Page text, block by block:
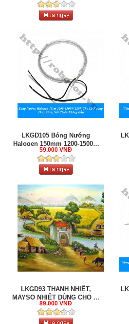
LKGD105 Bóng Nướng
Halogen 150mm 1200-1500W
220V ...
59.000 VNĐ
LKGD93 THANH NHIỆT,
MAYSO NHIỆT DÙNG CHO ...
89.000 VNĐ